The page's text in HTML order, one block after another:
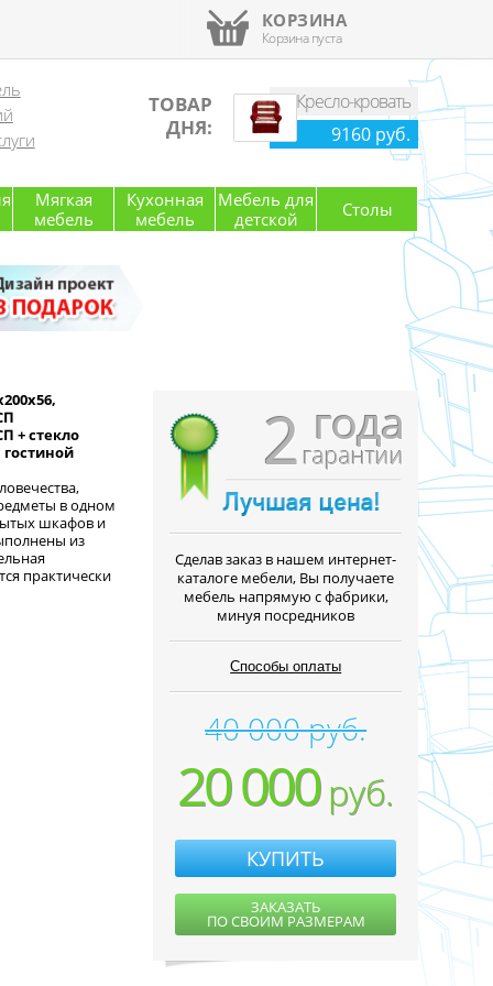
КОРЗИНА
Корзина пуста
ТОВАР
ДНЯ:
Кресло-кровать
9160 руб.
Мягкая
мебель
Кухонная
мебель
Мебель для
детской
Столы
+ стекло
в одном
шкафов и
из
практически
2 года
гарантии
Cделав заказ в нашем интернет-
каталоге мебели, Вы получаете
мебель напрямую с фабрики,
минуя посредников
Способы оплаты
40 000 руб.
20 000руб.
КУПИТЬ
ЗАКАЗАТЬ
ПО СВОИМ РАЗМЕРАМ